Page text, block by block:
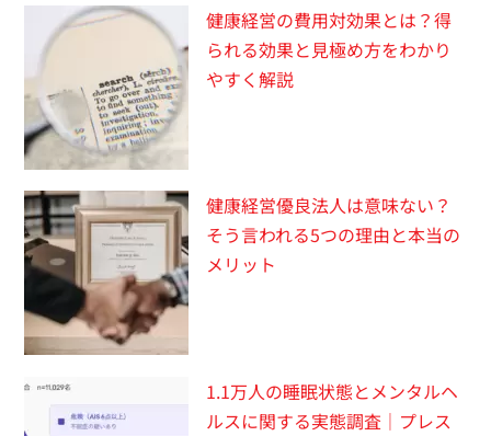
健康経営の費用対効果とは？得
られる効果と見極め方をわかり
やすく解説
健康経営優良法人は意味ない？
そう言われる5つの理由と本当の
メリット
1.1万人の睡眠状態とメンタルヘ
ルスに関する実態調査｜プレス